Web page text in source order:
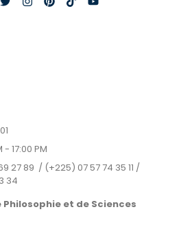
- 17:00 PM
27 89 / (+225) 07 57 74 35 11 /
34
Philosophie et de Sciences